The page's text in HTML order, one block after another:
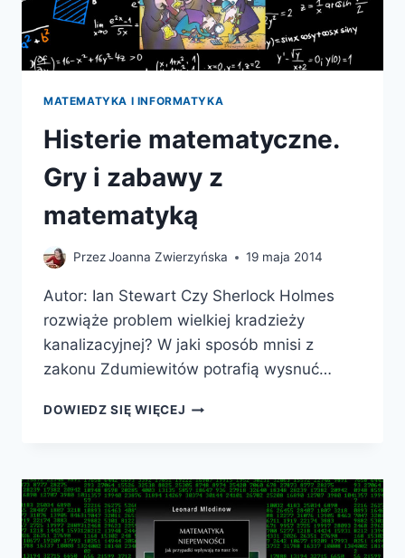
MATEMATYKA I INFORMATYKA
Histerie matematyczne.
Gry i zabawy z
matematyką
PrzezJoanna Zwierzyńska 19 maja 2014
Autor: Ian Stewart Czy Sherlock Holmes
rozwiąże problem wielkiej kradzieży
kanalizacyjnej? W jaki sposób mnisi z
zakonu Zdumiewitów potrafią wysnuć…
DOWIEDZ SIĘ WIĘCEJ HISTERIE
ZABAWY
Z
MATEMATYKĄ